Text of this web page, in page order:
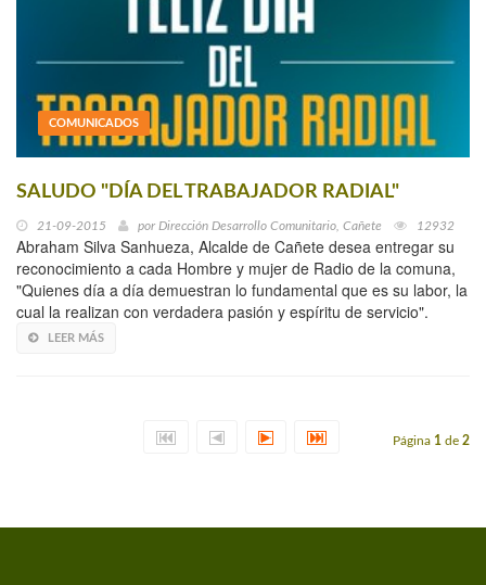
COMUNICADOS
SALUDO "DÍA DEL TRABAJADOR RADIAL"
21-09-2015 por Dirección Desarrollo Comunitario, Cañete 12932
Abraham Silva Sanhueza, Alcalde de Cañete desea entregar su
reconocimiento a cada Hombre y mujer de Radio de la comuna,
"Quienes día a día demuestran lo fundamental que es su labor, la
cual la realizan con verdadera pasión y espíritu de servicio".
LEER MÁS
Página 1 de 2